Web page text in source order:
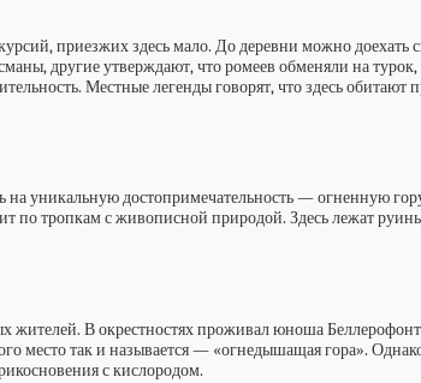
приезжих здесь мало. До деревни можно доехать
другие утверждают, что ромеев обменяли на
Местные легенды говорят, что здесь обитают
на уникальную достопримечательность — огненную
по тропкам с живописной природой. Здесь лежат
жителей. В окрестностях проживал юноша
место так и называется — «огнедышащая гора».
с кислородом.